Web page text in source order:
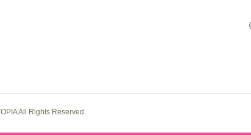
All Rights Reserved.